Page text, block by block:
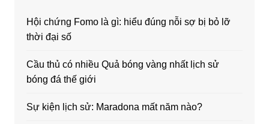
Hội chứng Fomo là gì: hiểu đúng nỗi sợ bị bỏ lỡ
thời đại số
Cầu thủ có nhiều Quả bóng vàng nhất lịch sử
bóng đá thế giới
Sự kiện lịch sử: Maradona mất năm nào?